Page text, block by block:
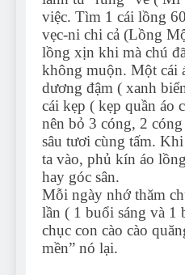
việc. Tìm 1 cái lồng
vẹc-ni chi cả (Lồng
lồng xịn khi mà chú
không muộn. Một cái
dương đậm ( xanh
cái kẹp ( kẹp quần áo
nên bỏ 3 cóng, 2
sâu tươi cùng tấm.
ta vào, phủ kín áo
hay góc sân.
Mỗi ngày nhớ thăm
lần ( 1 buổi sáng và 1
chục con cào cào
mền” nó lại.